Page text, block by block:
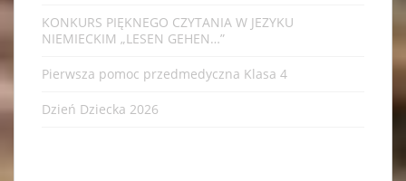
KONKURS PIĘKNEGO CZYTANIA W JEZYKU
NIEMIECKIM „LESEN GEHEN…”
Pierwsza pomoc przedmedyczna Klasa 4
Dzień Dziecka 2026